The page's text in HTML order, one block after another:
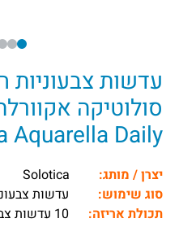
עדשות צבעוניות
סולוטיקה אקוורלה 10
Aquarella Daily
יצרן / מותג:
סוג שימוש:
עדשות
תכולת אריזה: